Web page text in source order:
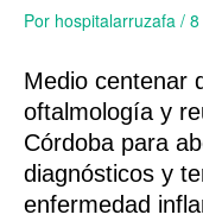
Por hospitalarruzafa /
Medio centenar
oftalmología y
Córdoba para
diagnósticos y
enfermedad